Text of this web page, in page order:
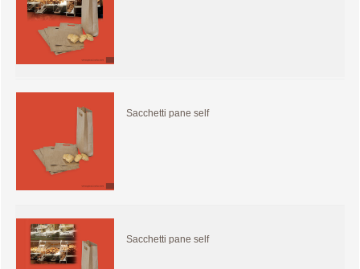
Sacchetti pane self
Sacchetti pane self